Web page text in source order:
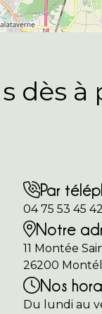
dès
Par
04 75 53 45 42
Notre
11 Montée
26200
Nos
Du lundi au